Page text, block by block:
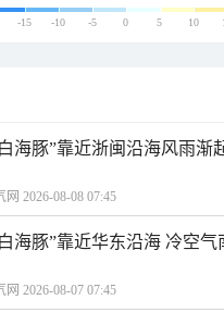
-15 -10 -5 0 5 10
海豚”靠近浙闽沿海风雨渐
网 2026-08-08 07:45
海豚”靠近华东沿海 冷空
网 2026-08-07 07:45